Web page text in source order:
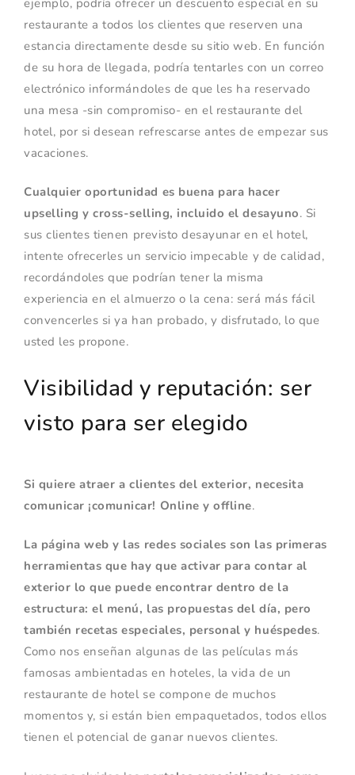
restaurante a todos los clientes que reserven una
estancia directamente desde su sitio web. En función
de su hora de llegada, podría tentarles con un correo
electrónico informándoles de que les ha reservado
una mesa -sin compromiso- en el restaurante del
hotel, por si desean refrescarse antes de empezar sus
vacaciones.
Cualquier oportunidad es buena para hacer
upselling y cross-selling, incluido el desayuno. Si
sus clientes tienen previsto desayunar en el hotel,
intente ofrecerles un servicio impecable y de calidad,
recordándoles que podrían tener la misma
experiencia en el almuerzo o la cena: será más fácil
convencerles si ya han probado, y disfrutado, lo que
usted les propone.
Visibilidad y reputación: ser
visto para ser elegido
Si quiere atraer a clientes del exterior, necesita
comunicar ¡comunicar! Online y offline.
La página web y las redes sociales son las primeras
herramientas que hay que activar para contar al
exterior lo que puede encontrar dentro de la
estructura: el menú, las propuestas del día, pero
también recetas especiales, personal y huéspedes.
Como nos enseñan algunas de las películas más
famosas ambientadas en hoteles, la vida de un
restaurante de hotel se compone de muchos
momentos y, si están bien empaquetados, todos ellos
tienen el potencial de ganar nuevos clientes.